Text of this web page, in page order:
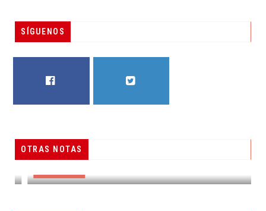
SÍGUENOS
OTRAS NOTAS
RESUELVEN DOS CASOS DE ENGAÑO TELEFÓNICO